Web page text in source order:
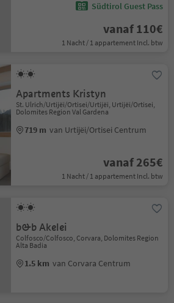
Südtirol Guest Pass
vanaf 110€
1 Nacht / 1 appartement Incl. btw
Apartments Kristyn
St. Ulrich/Urtijëi/Ortisei/Urtijëi, Urtijëi/Ortisei,
Dolomites Region Val Gardena
719 m van Urtijëi/Ortisei Centrum
vanaf 265€
1 Nacht / 1 appartement Incl. btw
b&b Akelei
Colfosco/Colfosco, Corvara, Dolomites Region
Alta Badia
1.5 km van Corvara Centrum